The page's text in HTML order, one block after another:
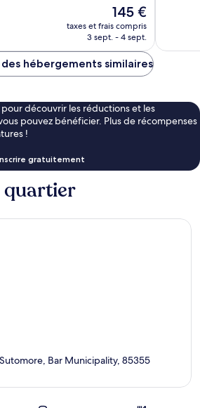
Le
nouveau
prix
de
145 €
taxes et frais compris
3 sept. - 4 sept.
hébergements similaires
découvrir les réductions et les
pouvez bénéficier. Plus de récompenses
!
gratuitement
quartier
Bar Municipality, 85355